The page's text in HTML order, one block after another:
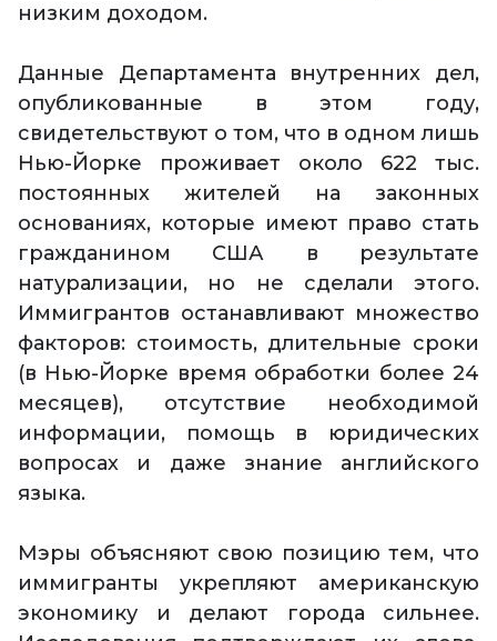
низким доходом.
Данные Департамента внутренних дел,
опубликованные в этом году,
свидетельствуют о том, что в одном лишь
Нью-Йорке проживает около 622 тыс.
постоянных жителей на законных
основаниях, которые имеют право стать
гражданином США в результате
натурализации, но не сделали этого.
Иммигрантов останавливают множество
факторов: стоимость, длительные сроки
(в Нью-Йорке время обработки более 24
месяцев), отсутствие необходимой
информации, помощь в юридических
вопросах и даже знание английского
языка.
Мэры объясняют свою позицию тем, что
иммигранты укрепляют американскую
экономику и делают города сильнее.